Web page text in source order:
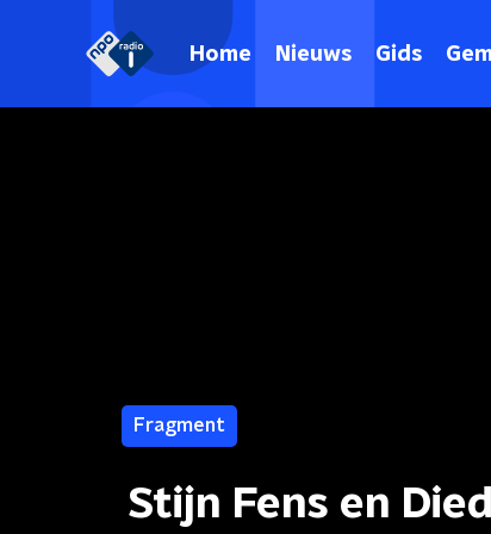
Home Nieuws Gids
Fragment
Stijn Fens en